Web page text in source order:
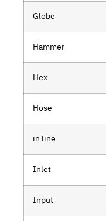
Globe
Hammer
Hex
Hose
in line
Inlet
Input